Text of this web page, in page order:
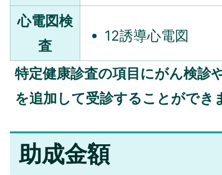
心電図検
査
12誘導心電図
特定健康診査の項目にがん検診
を追加して受診することができ
助成金額